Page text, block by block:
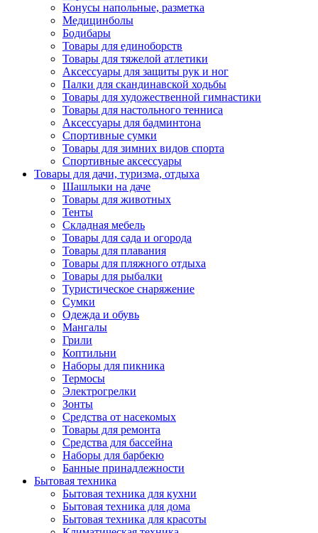
Конусы напольные, разметка
Медицинболы
Бодибары
Товары для единоборств
Товары для тяжелой атлетики
Аксессуары для защиты рук и ног
Палки для скандинавской ходьбы
Товары для художественной гимнастики
Товары для настольного тенниса
Аксессуары для бадминтона
Спортивные сумки
Товары для зимних видов спорта
Спортивные аксессуары
Товары для дачи, туризма, отдыха
Шашлыки на даче
Товары для животных
Тенты
Складная мебель
Товары для сада и огорода
Товары для плавания
Товары для пляжного отдыха
Товары для рыбалки
Туристическое снаряжение
Сумки
Одежда и обувь
Мангалы
Грили
Коптильни
Наборы для пикника
Термосы
Электрогрелки
Зонты
Средства от насекомых
Товары для ремонта
Средства для бассейна
Наборы для барбекю
Банные принадлежности
Бытовая техника
Бытовая техника для кухни
Бытовая техника для дома
Бытовая техника для красоты